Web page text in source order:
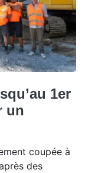
1er
un
coupée à
des